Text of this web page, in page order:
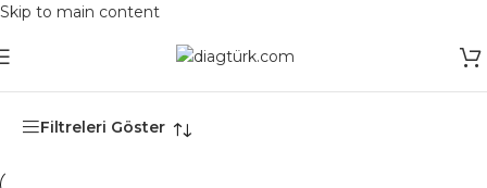
Skip to main content
Filtreleri Göster